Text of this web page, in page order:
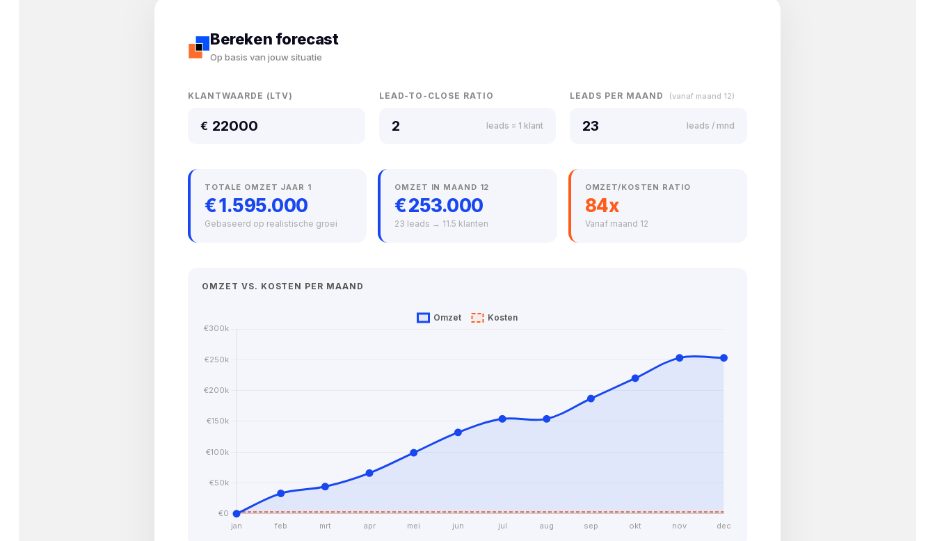
Bereken forecast
Op basis van jouw situatie
KLANTWAARDE (LTV)
€
LEAD-TO-CLOSE RATIO
leads = 1 klant
LEADS PER MAAND (vanaf maand 12)
leads / mnd
TOTALE OMZET JAAR 1
€ 1.595.000
Gebaseerd op realistische groei
OMZET IN MAAND 12
€ 253.000
23 leads → 11.5 klanten
OMZET/KOSTEN RATIO
84x
Vanaf maand 12
OMZET VS. KOSTEN PER MAAND